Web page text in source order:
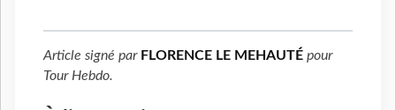
Article signé par FLORENCE LE MEHAUTÉ pour
Tour Hebdo.